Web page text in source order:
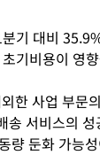
기 대비
기비용이 영
한 사업 부문
서비스의
량 둔화 가능